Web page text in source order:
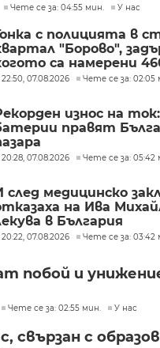
Чете се за: 04:55 мин. У нас
с полицията в
"Борово",
са намерени
22:50, 07.08.2026 Чете се за: 02:05
износ на
правят
20:28, 07.08.2026 Чете се за: 05:42
след медицинско
на Ива
в България
20:22, 07.08.2026 Чете се за: 03:42
побой и
Чете се за: 02:55 мин. У нас
свързан с